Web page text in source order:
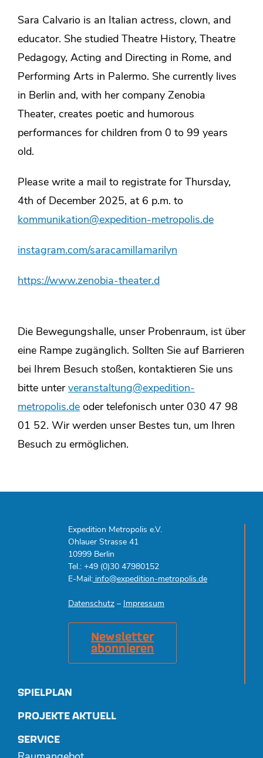
Sara Calvario is an Italian actress, clown, and
educator. She studied Theatre History, Theatre
Pedagogy, Acting and Directing in Rome, and
Performing Arts in Palermo. She currently lives
in Berlin and, with her company Zenobia
Theater, creates poetic and humorous
performances for children from 0 to 99 years
old.
Please write a mail to registrate for Thursday,
4th of December 2025, at 6 p.m. to
kommunikation@expedition-metropolis.de
instagram.com/saracamillamarilyn
https://www.zenobia-theater.d
Die Bewegungshalle, unser Probenraum, ist über
eine Rampe zugänglich. Sollten Sie auf Barrieren
bei Ihrem Besuch stoßen, kontaktieren Sie uns
bitte unter veranstaltung@expedition-
metropolis.de oder telefonisch unter 030 47 98
01 52. Wir werden unser Bestes tun, um Ihren
Besuch zu ermöglichen.
Expedition Metropolis e.V.
Ohlauer Strasse 41
10999 Berlin
Tel.: +49 (0)30 47980152
E-Mail: info@expedition-metropolis.de
Datenschutz – Impressum
Newsletter
abonnieren
SPIELPLAN
PROJEKTE AKTUELL
SERVICE